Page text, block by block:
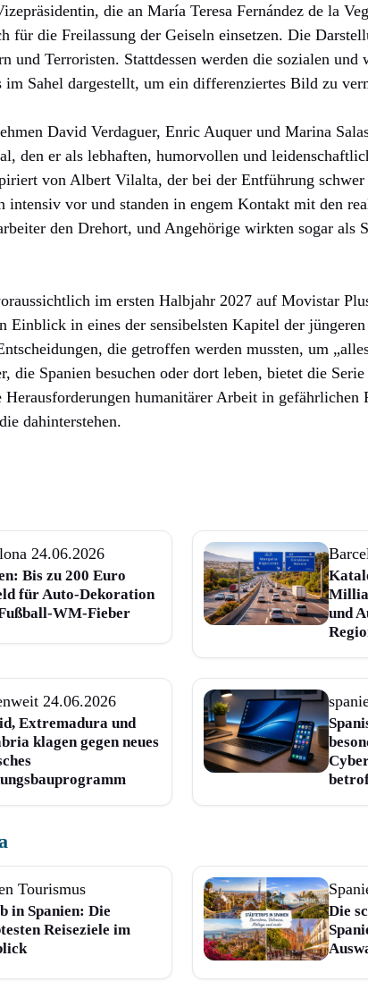
die an María Teresa Fernández de la
für die Freilassung der Geiseln einsetzen. Die
und Terroristen. Stattdessen werden die sozialen und
Sahel dargestellt, um ein differenziertes Bild zu
David Verdaguer, Enric Auquer und Marina
den er als lebhaften, humorvollen und
von Albert Vilalta, der bei der Entführung
intensiv vor und standen in engem Kontakt mit den
den Drehort, und Angehörige wirkten sogar als
im ersten Halbjahr 2027 auf Movistar
Einblick in eines der sensibelsten Kapitel der
die getroffen werden mussten, um
die Spanien besuchen oder dort leben, bietet die
humanitärer Arbeit in gefährlichen
dahinterstehen.
24.06.2026
Bis zu 200 Euro
für Auto-Dekoration
WM-Fieber
und
24.06.2026
Extremadura und
klagen gegen neues
Tourismus
in Spanien: Die
Reiseziele im
Die